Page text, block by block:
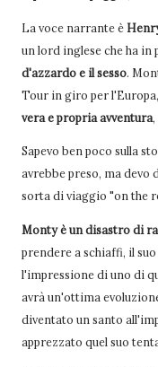
La voce narrante è
un lord inglese che ha
d'azzardo e il sesso.
Tour in giro per l'Europa,
vera e propria avventura
Sapevo ben poco sulla
avrebbe preso, ma devo
sorta di viaggio "on the
Monty è un disastro di
prendere a schiaffi, il
l'impressione di uno di
avrà un'ottima
diventato un santo
apprezzato quel suo